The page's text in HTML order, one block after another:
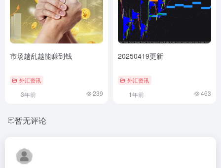
市场越乱越能赚到钱
外汇资讯
3年前 239
20250419更新
外汇资讯
1年前 463
暂无评论